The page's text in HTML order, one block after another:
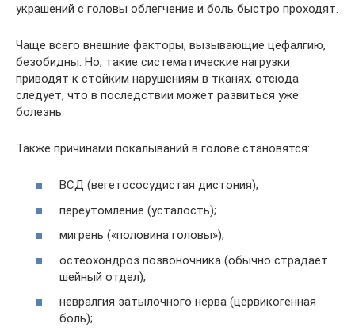
украшений с головы облегчение и боль быстро проходят.
Чаще всего внешние факторы, вызывающие цефалгию,
безобидны. Но, такие систематические нагрузки
приводят к стойким нарушениям в тканях, отсюда
следует, что в последствии может развиться уже
болезнь.
Также причинами покалываний в голове становятся:
ВСД (вегетососудистая дистония);
переутомление (усталость);
мигрень («половина головы»);
остеохондроз позвоночника (обычно страдает
шейный отдел);
невралгия затылочного нерва (цервикогенная
боль);